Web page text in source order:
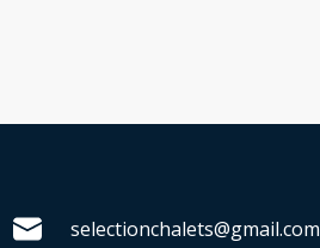
selectionchalets@gmail.com